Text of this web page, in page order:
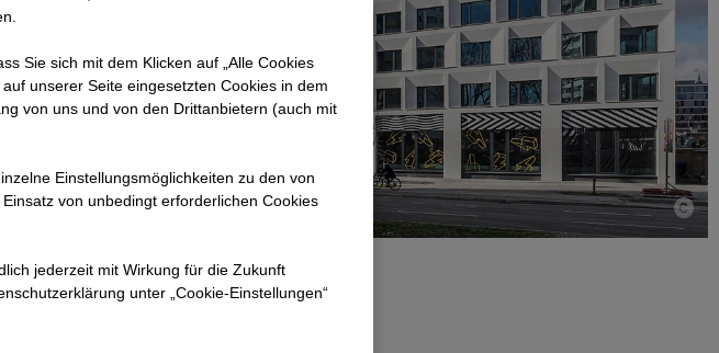
Sie sich mit dem Klicken auf „Alle Cookies
unserer Seite eingesetzten Cookies in dem
von uns und von den Drittanbietern (auch mit
Einstellungsmöglichkeiten zu den von
von unbedingt erforderlichen Cookies
jederzeit mit Wirkung für die Zukunft
unter „Cookie-Einstellungen“